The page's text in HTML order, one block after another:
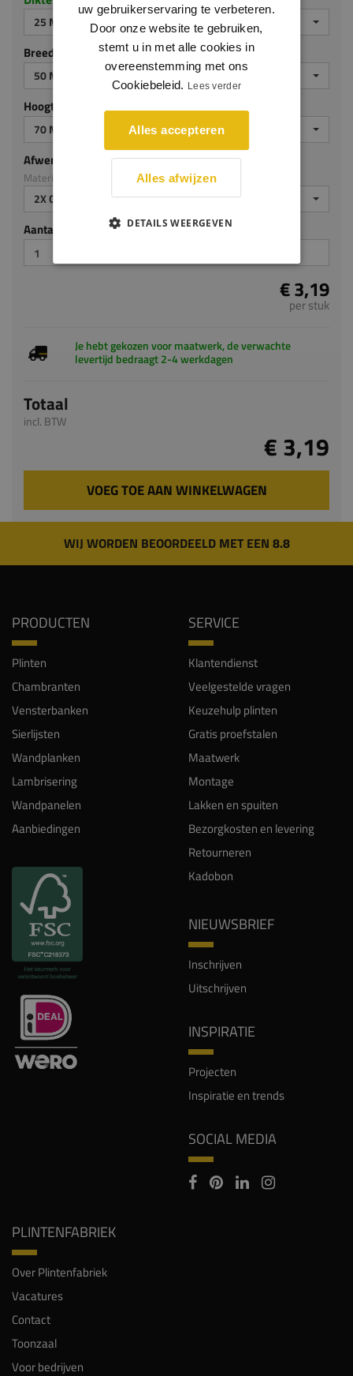
50 MM
Hoogte (mm)
70 MM
Afwerking
Materiaal: MDF v313
2X GEGROND
Aantal stuks
per stuk
Je hebt gekozen voor maatwerk, de verwachte
Totaal
incl. BTW
WIJ WORDEN BEOORDEELD MET EEN 8.8
PRODUCTEN
Chambranten
Vensterbanken
Wandpanelen
Aanbiedingen
SERVICE
Veelgestelde vragen
Keuzehulp plinten
Maatwerk
Lakken en spuiten
Retourneren
Uitschrijven
INSPIRATIE
Inspiratie en trends
SOCIAL MEDIA
Vacatures
Contact
uw gebruikerservaring te verbeteren.
Door onze website te gebruiken,
stemt u in met alle cookies in
overeenstemming met ons
Cookiebeleid. Lees verder
Alles accepteren
Alles afwijzen
DETAILS WEERGEVEN